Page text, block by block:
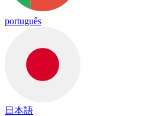
português
日本語